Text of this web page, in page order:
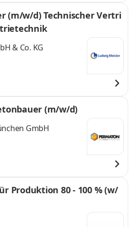
(m/w/d) Technischer Vertri
& Co. KG
(m/w/d)
GmbH
Produktion 80 ‑ 100 % (w/